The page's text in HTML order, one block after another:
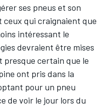
ses pneus et son
qui craignaient que
intéressant le
devraient être mises
presque certain que le
ont pris dans la
pour un pneu
de voir le jour lors du